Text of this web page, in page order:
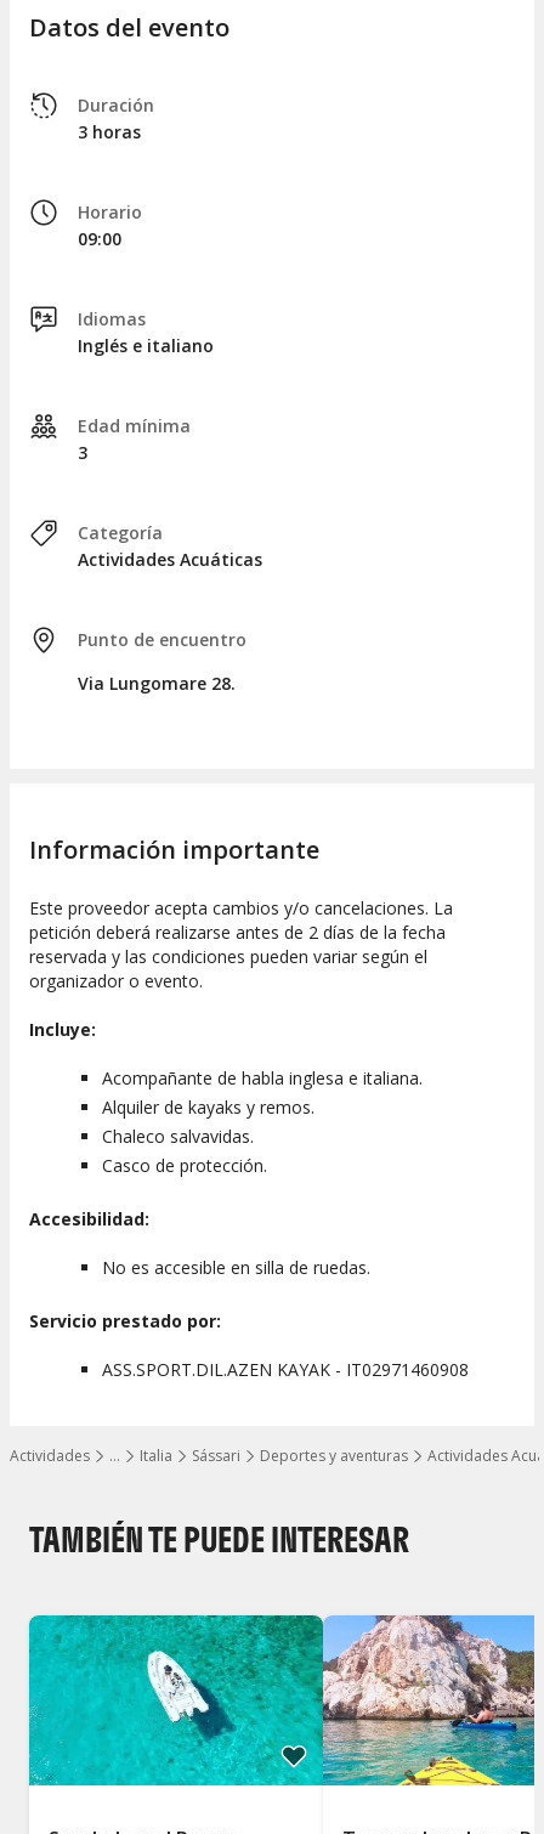
…
Mostrar todos los niveles
Actividades Italia Sássari Deportes y aventuras Actividades
estado del mar y el ritmo del grupo.
Finalmente, emprenderemos el regreso al punto de salida,
Datos del evento
Duración
3 horas
Horario
09:00
Idiomas
Inglés e italiano
Edad mínima
3
Categoría
Actividades Acuáticas
Punto de encuentro
Via Lungomare 28.
Información importante
Este proveedor acepta cambios y/o cancelaciones. La
petición deberá realizarse antes de 2 días de la fecha
reservada y las condiciones pueden variar según el
organizador o evento.
Incluye:
Acompañante de habla inglesa e italiana.
Alquiler de kayaks y remos.
Chaleco salvavidas.
Casco de protección.
Accesibilidad:
No es accesible en silla de ruedas.
Servicio prestado por:
ASS.SPORT.DIL.AZEN KAYAK - IT02971460908
TAMBIÉN TE PUEDE INTERESAR